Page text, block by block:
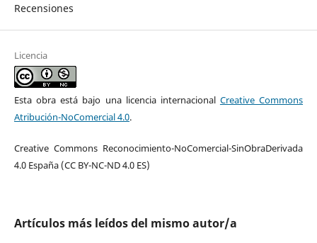
Recensiones
Licencia
Esta obra está bajo una licencia internacional Creative Commons
Atribución-NoComercial 4.0.
Creative Commons Reconocimiento-NoComercial-SinObraDerivada
4.0 España (CC BY-NC-ND 4.0 ES)
Artículos más leídos del mismo autor/a